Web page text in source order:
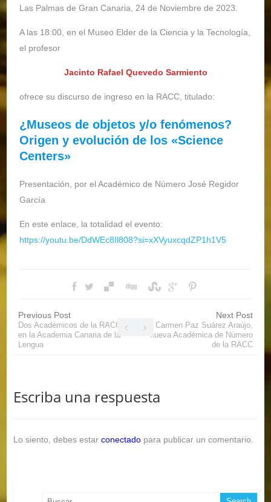
Las Palmas de Gran Canaria, 24 de Noviembre de 2023.
A las 18:00, en el Museo Elder de la Ciencia y la Tecnología,
el profesor
Jacinto Rafael Quevedo Sarmiento
ofrece su discurso de ingreso en la RACC, titulado:
¿Museos de objetos y/o fenómenos?
Origen y evolución de los «Science
Centers»
Presentación, por el Académico de Número José Regidor
García
En este enlace, la totalidad el evento:
https://youtu.be/DdWEc8Il808?si=xXVyuxcqdZP1h1V5
Previous Post
Dos Académicos de la RACC,
en la Academia Canaria de la
Lengua
Next Post
Carmen Paz Suárez Araújo,
nueva Académica de Número
de la RACC
Escriba una respuesta
Lo siento, debes estar conectadopara publicar un comentario.